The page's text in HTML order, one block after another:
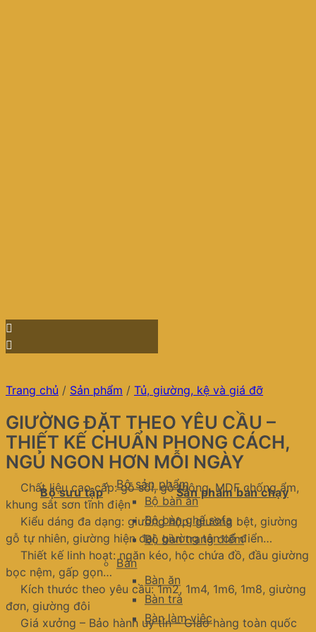
Bộ sản phẩm
Bộ bàn ăn
Bộ bàn ghế sofa
Bộ bàn trang điểm
Bàn
Bàn ăn
Bàn trà
Bàn làm việc
Bộ sưu tập Sản phẩm bán chạy
Trang chủ / Sản phẩm / Tủ, giường, kệ và giá đỡ
GIƯỜNG ĐẶT THEO YÊU CẦU –
THIẾT KẾ CHUẨN PHONG CÁCH,
NGỦ NGON HƠN MỖI NGÀY
Chất liệu cao cấp: gỗ sồi, gỗ thông, MDF chống ẩm,
khung sắt sơn tĩnh điện
Kiểu dáng đa dạng: giường hộp, giường bệt, giường
gỗ tự nhiên, giường hiện đại, giường tân cổ điển…
Thiết kế linh hoạt: ngăn kéo, hộc chứa đồ, đầu giường
bọc nệm, gấp gọn…
Kích thước theo yêu cầu: 1m2, 1m4, 1m6, 1m8, giường
đơn, giường đôi
Giá xưởng – Bảo hành uy tín – Giao hàng toàn quốc